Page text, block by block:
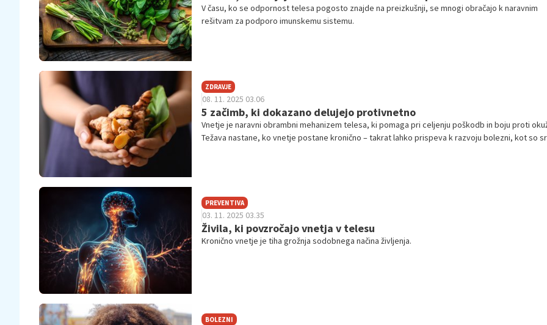
V času, ko se odpornost telesa pogosto znajde na preizkušnji, se mnogi obračajo k naravnim
rešitvam za podporo imunskemu sistemu.
ZDRAVJE
08. 11. 2025 03.06
5 začimb, ki dokazano delujejo protivnetno
Vnetje je naravni obrambni mehanizem telesa, ki pomaga pri celjenju poškodb in boju proti
Težava nastane, ko vnetje postane kronično – takrat lahko prispeva k razvoju bolezni, kot so
PREVENTIVA
03. 11. 2025 03.35
Živila, ki povzročajo vnetja v telesu
Kronično vnetje je tiha grožnja sodobnega načina življenja.
BOLEZNI